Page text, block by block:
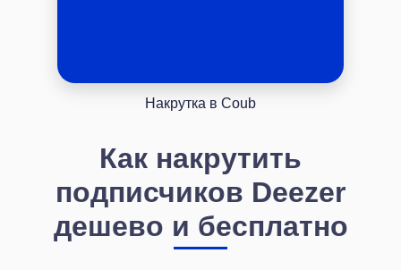
Накрутка в Coub
Как накрутить
подписчиков Deezer
дешево и бесплатно